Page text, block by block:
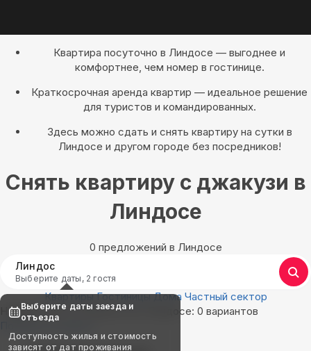
Квартира посуточно в Линдосе — выгоднее и
комфортнее, чем номер в гостинице.
Краткосрочная аренда квартир — идеальное решение
для туристов и командированных.
Здесь можно сдать и снять квартиру на сутки в
Линдосе и другом городе без посредников!
Снять квартиру с джакузи в
Линдосе
0 предложений в Линдосе
Линдос
Выберите даты, 2 гостя
Квартиры Гостиницы Дома Частный сектор
Найдём, где остановиться в Линдосе: 0 вариантов
Показать на карте
Выберите даты заезда и
отъезда
Доступность жилья и стоимость
зависят от дат проживания